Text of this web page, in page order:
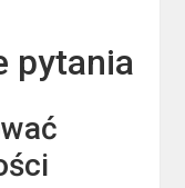
pytania